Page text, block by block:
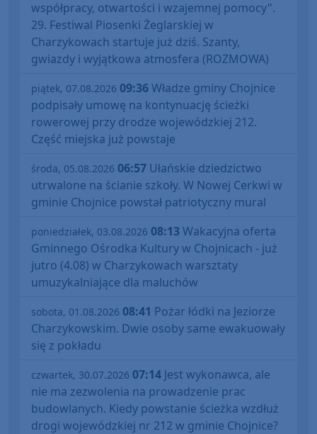
współpracy, otwartości i wzajemnej pomocy".
29. Festiwal Piosenki Żeglarskiej w
Charzykowach startuje już dziś. Szanty,
gwiazdy i wyjątkowa atmosfera (ROZMOWA)
piątek, 07.08.2026 09:36Władze gminy Chojnice
podpisały umowę na kontynuację ścieżki
rowerowej przy drodze wojewódzkiej 212.
Część miejska już powstaje
środa, 05.08.2026 06:57 Ułańskie dziedzictwo
utrwalone na ścianie szkoły. W Nowej Cerkwi w
gminie Chojnice powstał patriotyczny mural
poniedziałek, 03.08.2026 08:13Wakacyjna oferta
Gminnego Ośrodka Kultury w Chojnicach - już
jutro (4.08) w Charzykowach warsztaty
umuzykalniające dla maluchów
sobota, 01.08.2026 08:41 Pożar łódki na Jeziorze
Charzykowskim. Dwie osoby same ewakuowały
się z pokładu
czwartek, 30.07.2026 07:14 Jest wykonawca, ale
nie ma zezwolenia na prowadzenie prac
budowlanych. Kiedy powstanie ścieżka wzdłuż
drogi wojewódzkiej nr 212 w gminie Chojnice?